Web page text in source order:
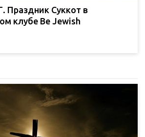
Праздник Суккот в
клубе Be Jewish